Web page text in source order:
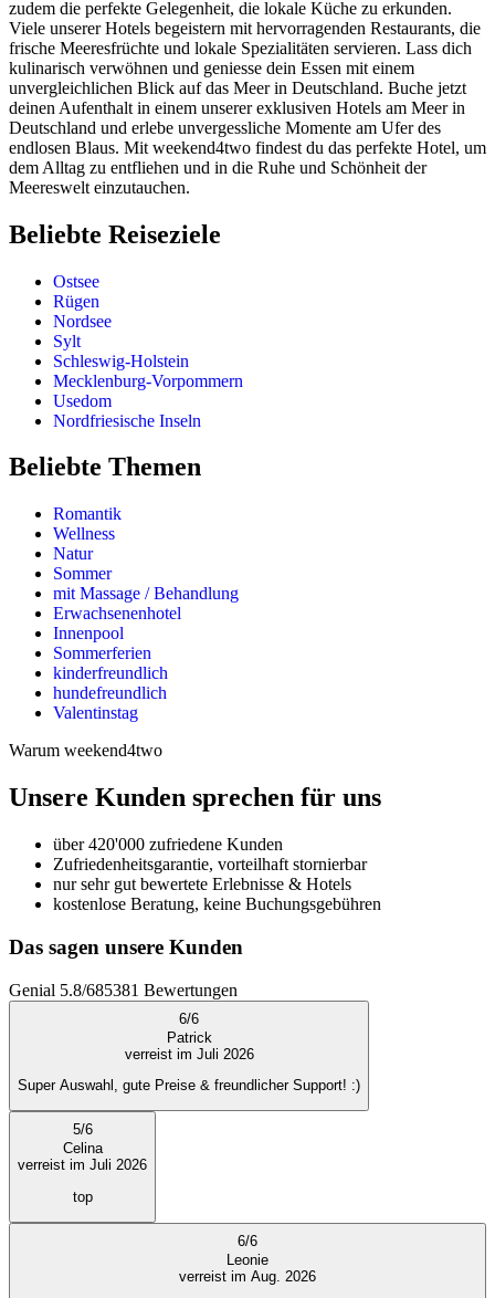
zudem die perfekte Gelegenheit, die lokale Küche zu erkunden.
Viele unserer Hotels begeistern mit hervorragenden Restaurants, die
frische Meeresfrüchte und lokale Spezialitäten servieren. Lass dich
kulinarisch verwöhnen und geniesse dein Essen mit einem
unvergleichlichen Blick auf das Meer in Deutschland. Buche jetzt
deinen Aufenthalt in einem unserer exklusiven Hotels am Meer in
Deutschland und erlebe unvergessliche Momente am Ufer des
endlosen Blaus. Mit weekend4two findest du das perfekte Hotel, um
dem Alltag zu entfliehen und in die Ruhe und Schönheit der
Meereswelt einzutauchen.
Beliebte Reiseziele
Ostsee
Rügen
Nordsee
Sylt
Schleswig-Holstein
Mecklenburg-Vorpommern
Usedom
Nordfriesische Inseln
Beliebte Themen
Romantik
Wellness
Natur
Sommer
mit Massage / Behandlung
Erwachsenenhotel
Innenpool
Sommerferien
kinderfreundlich
hundefreundlich
Valentinstag
Warum weekend4two
Unsere Kunden sprechen für uns
über 420'000 zufriedene Kunden
Zufriedenheitsgarantie, vorteilhaft stornierbar
nur sehr gut bewertete Erlebnisse & Hotels
kostenlose Beratung, keine Buchungsgebühren
Das sagen unsere Kunden
Genial 5.8/685381 Bewertungen
6/6
Patrick
verreist im Juli 2026
Super Auswahl, gute Preise & freundlicher Support! :)
5/6
Celina
verreist im Juli 2026
top
6/6
Leonie
verreist im Aug. 2026